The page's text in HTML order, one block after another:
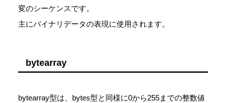
変のシーケンスです。
主にバイナリデータの表現に使用されます。
bytearray
bytearray型は、bytes型と同様に0から255までの整数値